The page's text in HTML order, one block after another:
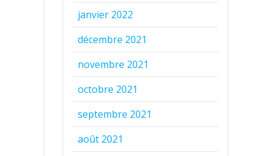
janvier 2022
décembre 2021
novembre 2021
octobre 2021
septembre 2021
août 2021